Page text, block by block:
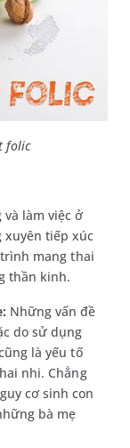
folic
và làm việc ở
tiếp xúc
mang thai
thần kinh.
Những vấn đề
do sử dụng
là yếu tố
nhi. Chẳng
cơ sinh con
bà mẹ